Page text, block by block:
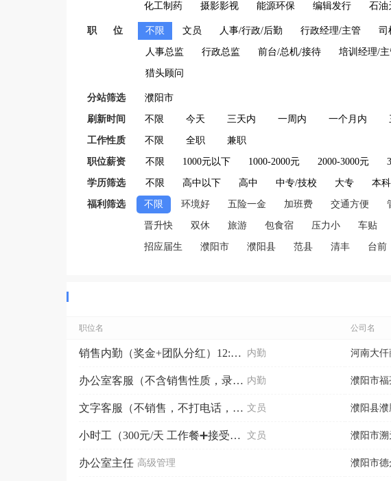
化工制药 摄影影视 能源环保 编辑发行 石油
职 位 不限 文员 人事/行政/后勤 行政经理/主管 司
人事总监 行政总监 前台/总机/接待 培训经理/主
猎头顾问
分站筛选 濮阳市
刷新时间 不限 今天 三天内 一周内 一个月内
工作性质 不限 全职 兼职
职位薪资 不限 1000元以下 1000-2000元 2000-3000元
学历筛选 不限 高中以下 高中 中专/技校 大专 本科
福利筛选 不限 环境好 五险一金 加班费 交通方便
晋升快 双休 旅游 包食宿 压力小 车贴
招应届生 濮阳市 濮阳县 范县 清丰 台前
职位名 公司名
销售内勤（奖金+团队分红）12:00-15:00请勿... 内勤 河南大仟
办公室客服（不含销售性质，录单接单回访） 内勤 濮阳市福
文字客服（不销售，不打电话，时间自由，小白接受） 文员 濮阳县濮
小时工（300元/天 工作餐➕接受小白）可直接打电话 文员 濮阳市溯
办公室主任 高级管理 濮阳市德